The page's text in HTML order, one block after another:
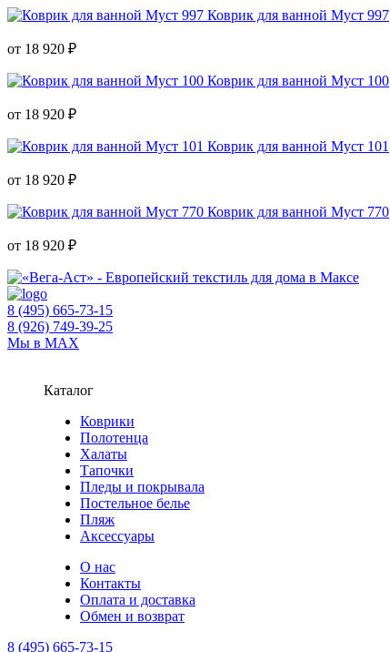
Коврик для ванной Муст 997
от 18 920 ₽
Коврик для ванной Муст 100
от 18 920 ₽
Коврик для ванной Муст 101
от 18 920 ₽
Коврик для ванной Муст 770
от 18 920 ₽
8 (495) 665-73-15
8 (926) 749-39-25
Мы в MAX
Каталог
Коврики
Полотенца
Халаты
Тапочки
Пледы и покрывала
Постельное белье
Пляж
Аксессуары
О нас
Контакты
Оплата и доставка
Обмен и возврат
8 (495) 665-73-15